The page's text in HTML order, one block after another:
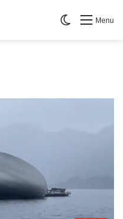
Menu
Switch skin